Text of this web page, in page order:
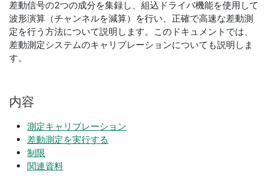
差動信号の2つの成分を集録し、組込ドライバ機能を使用して
波形演算（チャンネルを減算）を行い、正確で高速な差動測
定を行う方法について説明します。このドキュメントでは、
差動測定システムのキャリブレーションについても説明しま
す。
内容
測定キャリブレーション
差動測定を実行する
制限
関連資料